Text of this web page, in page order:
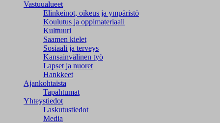
Vastuualueet
Elinkeinot, oikeus ja ympäristö
Koulutus ja oppimateriaali
Kulttuuri
Saamen kielet
Sosiaali ja terveys
Kansainvälinen työ
Lapset ja nuoret
Hankkeet
Ajankohtaista
Tapahtumat
Yhteystiedot
Laskutustiedot
Media